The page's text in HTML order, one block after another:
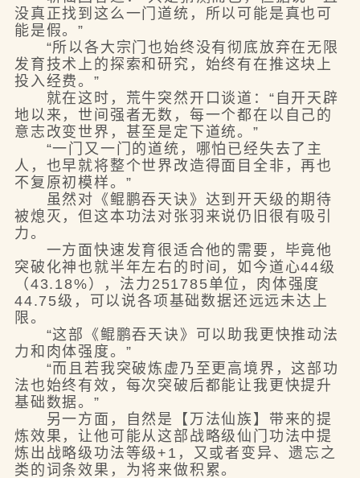
没真正找到这么一门道统，所以可能是真也可
能是假。”
“所以各大宗门也始终没有彻底放弃在无限
发育技术上的探索和研究，始终有在推这块上
投入经费。”
就在这时，荒牛突然开口谈道：“自开天辟
地以来，世间强者无数，每一个都在以自己的
意志改变世界，甚至是定下道统。”
“一门又一门的道统，哪怕已经失去了主
人，也早就将整个世界改造得面目全非，再也
不复原初模样。”
虽然对《鲲鹏吞天诀》达到开天级的期待
被熄灭，但这本功法对张羽来说仍旧很有吸引
力。
一方面快速发育很适合他的需要，毕竟他
突破化神也就半年左右的时间，如今道心44级
（43.18%），法力251785单位，肉体强度
44.75级，可以说各项基础数据还远远未达上
限。
“这部《鲲鹏吞天诀》可以助我更快推动法
力和肉体强度。”
“而且若我突破炼虚乃至更高境界，这部功
法也始终有效，每次突破后都能让我更快提升
基础数据。”
另一方面，自然是【万法仙族】带来的提
炼效果，让他可能从这部战略级仙门功法中提
炼出战略级功法等级+1，又或者变异、遗忘之
类的词条效果，为将来做积累。